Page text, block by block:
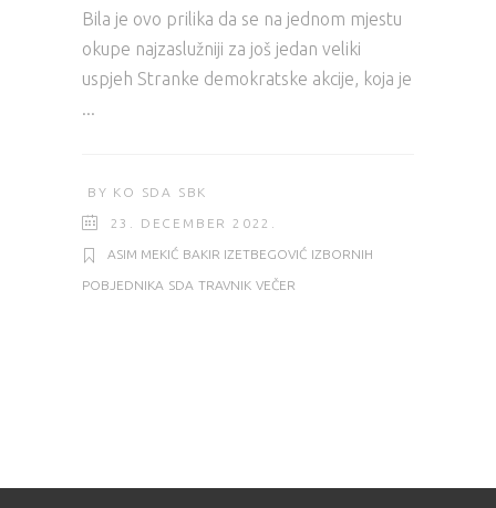
Bila je ovo prilika da se na jednom mjestu
okupe najzaslužniji za još jedan veliki
uspjeh Stranke demokratske akcije, koja je
BY KO SDA SBK
23. DECEMBER 2022.
ASIM MEKIĆ BAKIR IZETBEGOVIĆ IZBORNIH
POBJEDNIKA SDA TRAVNIK VEČER